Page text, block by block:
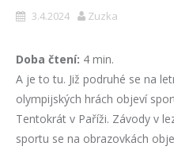
3.4.2024 Zuzka
Doba čtení: 4 min.
A je to tu. Již podruhé se na
olympijských hrách objeví
Tentokrát v Paříži. Závody v
sportu se na obrazovkách